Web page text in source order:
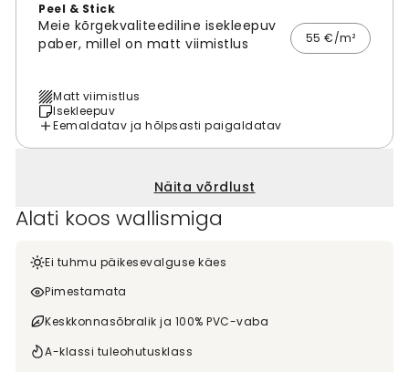
Peel & Stick
Meie kõrgekvaliteediline isekleepuv
paber, millel on matt viimistlus
55 €/m²
Matt viimistlus
Isekleepuv
Eemaldatav ja hõlpsasti paigaldatav
Näita võrdlust
Alati koos wallismiga
Ei tuhmu päikesevalguse käes
Pimestamata
Keskkonnasõbralik ja 100% PVC-vaba
A-klassi tuleohutusklass